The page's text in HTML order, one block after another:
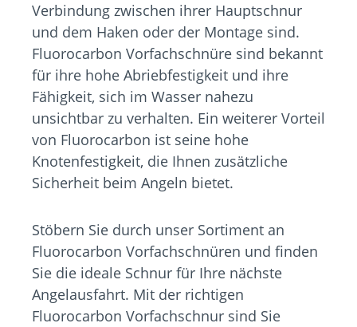
Verbindung zwischen ihrer Hauptschnur
und dem Haken oder der Montage sind.
Fluorocarbon Vorfachschnüre sind bekannt
für ihre hohe Abriebfestigkeit und ihre
Fähigkeit, sich im Wasser nahezu
unsichtbar zu verhalten. Ein weiterer Vorteil
von Fluorocarbon ist seine hohe
Knotenfestigkeit, die Ihnen zusätzliche
Sicherheit beim Angeln bietet.
Stöbern Sie durch unser Sortiment an
Fluorocarbon Vorfachschnüren und finden
Sie die ideale Schnur für Ihre nächste
Angelausfahrt. Mit der richtigen
Fluorocarbon Vorfachschnur sind Sie